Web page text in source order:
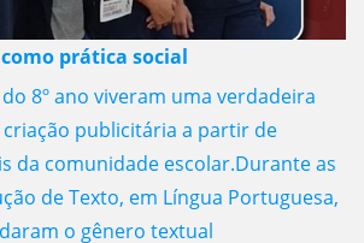
prática social
8º ano viveram uma verdadeira
publicitária a partir de
da comunidade escolar.Durante as
de Texto, em Língua Portuguesa,
o gênero textual